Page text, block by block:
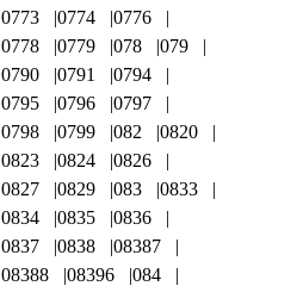
0773
0774
0776
0778
0779 078
079
0790
0791
0794
0795
0796
0797
0798
0799 082
0820
0823
0824
0826
0827
0829 083
0833
0834
0835
0836
0837
0838
08387
08388
08396
084